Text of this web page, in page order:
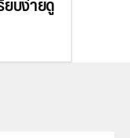
ยบง่ายดู